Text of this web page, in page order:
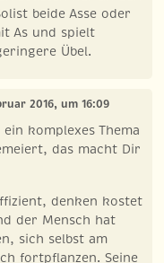
beide Asse oder
As und spielt
Übel.
2016, um 16:09
komplexes Thema
das macht Dir
denken kostet
der Mensch hat
sich selbst am
fortpflanzen. Seine